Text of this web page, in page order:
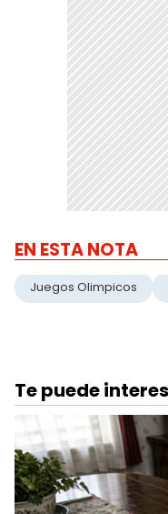
EN ESTA NOTA
Juegos Olimpicos